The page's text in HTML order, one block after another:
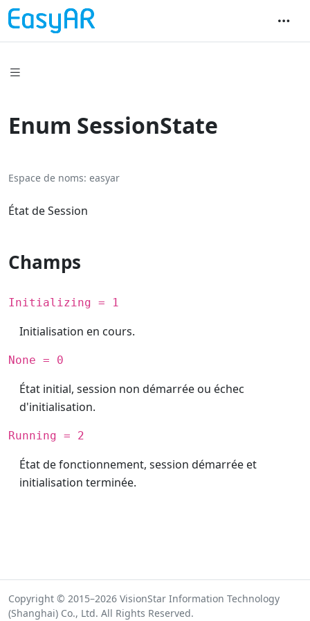
Enum SessionState
Espace de noms easyar
État de Session
Champs
Initializing = 1
Initialisation en cours.
None = 0
État initial, session non démarrée ou échec
d'initialisation.
Running = 2
État de fonctionnement, session démarrée et
initialisation terminée.
Copyright © 2015–2026 VisionStar Information Technology
(Shanghai) Co., Ltd. All Rights Reserved.